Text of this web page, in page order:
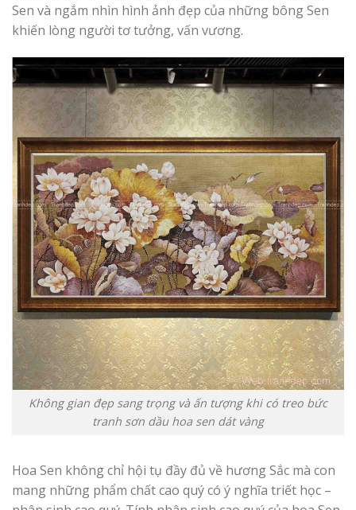
Sen và ngắm nhìn hình ảnh đẹp của những bông Sen
khiến lòng người tơ tưởng, vấn vương.
Không gian đẹp sang trọng và ấn tượng khi có treo bức
tranh sơn dầu hoa sen dát vàng
Hoa Sen không chỉ hội tụ đầy đủ về hương Sắc mà con
mang những phẩm chất cao quý có ý nghĩa triết học –